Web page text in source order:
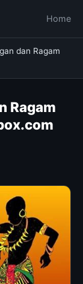
Home
dan Ragam
Ragam